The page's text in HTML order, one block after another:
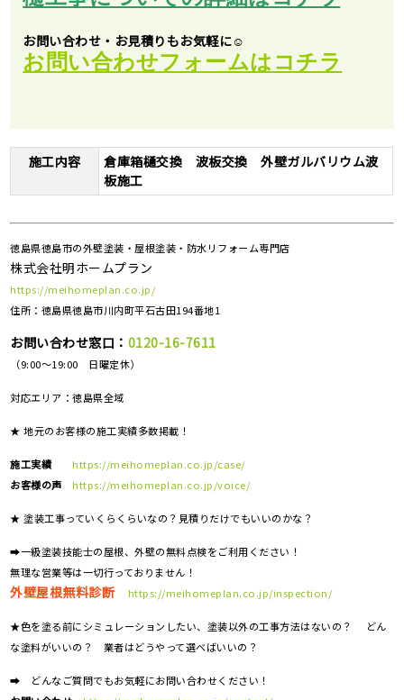
お問い合わせ・お見積りもお気軽に☺
お問い合わせフォームはコチラ
施工内容
倉庫箱樋交換 波板交換 外壁ガルバリウム波
板施工
徳島県徳島市の外壁塗装・屋根塗装・防水リフォーム専門店
株式会社明ホームプラン
https://meihomeplan.co.jp/
住所：徳島県徳島市川内町平石古田194番地1
お問い合わせ窓口： 0120-16-7611
（9:00～19:00 日曜定休）
対応エリア：徳島県全域
★ 地元のお客様の施工実績多数掲載！
施工実績
https://meihomeplan.co.jp/case/
お客様の声
https://meihomeplan.co.jp/voice/
★ 塗装工事っていくらくらいなの？見積りだけでもいいのかな？
➡一級塗装技能士の屋根、外壁の無料点検をご利用ください！
無理な営業等は一切行っておりません！
外壁屋根無料診断 https://meihomeplan.co.jp/inspection/
★色を塗る前にシミュレーションしたい、塗装以外の工事方法はないの？ どん
な塗料がいいの？ 業者はどうやって選べばいいの？
➡ どんなご質問でもお気軽にお問い合わせください！